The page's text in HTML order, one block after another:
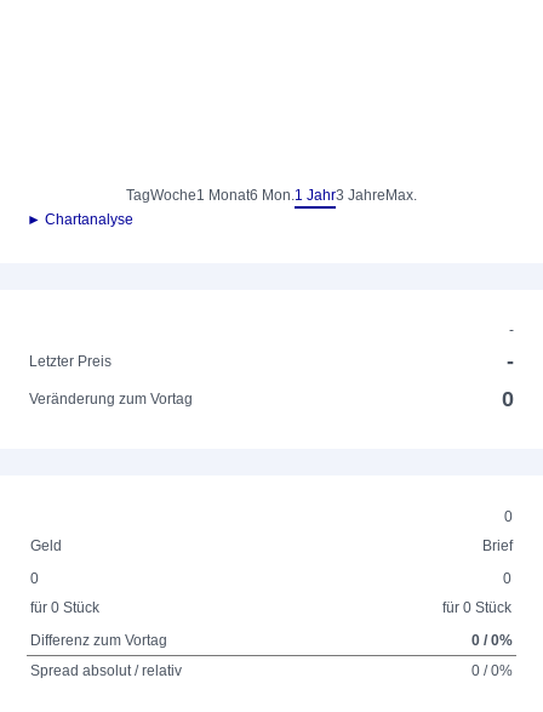
TagWoche1 Monat6 Mon.1 Jahr3 Jahre Max.
► Chartanalyse
-
Letzter Preis
-
Veränderung zum Vortag 0
0
Geld
Brief
0
für 0 Stück
0
für 0 Stück
Differenz zum Vortag
0 / 0%
Spread absolut / relativ
0 / 0%